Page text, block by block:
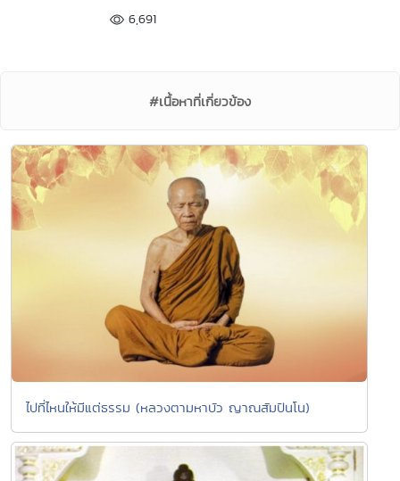
6,691
#เนื้อหาที่เกี่ยวข้อง
ไปที่ไหนให้มีแต่ธรรม (หลวงตามหาบัว ญาณสัมปันโน)